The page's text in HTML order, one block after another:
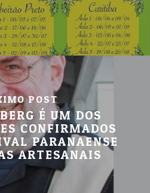
POST
É UM DOS
CONFIRMADOS
PARANAENSE
ARTESANAIS